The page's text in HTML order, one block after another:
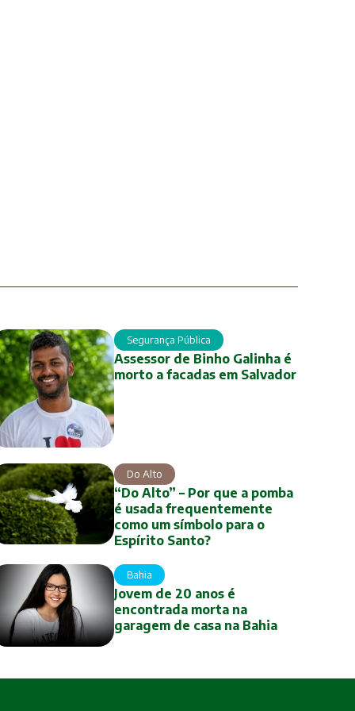
Segurança Pública
Assessor de Binho Galinha é
morto a facadas em Salvador
Do Alto
“Do Alto” – Por que a pomba
é usada frequentemente
como um símbolo para o
Espírito Santo?
Bahia
Jovem de 20 anos é
encontrada morta na
garagem de casa na Bahia